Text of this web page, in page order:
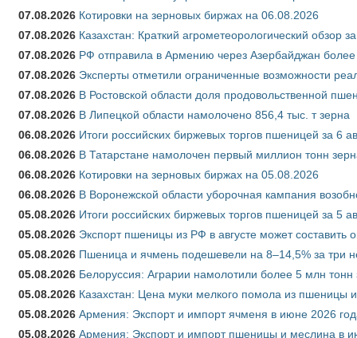
07.08.2026 Котировки на зерновых биржах на 06.08.2026
07.08.2026 Казахстан: Краткий агрометеорологический обзор
07.08.2026 РФ отправила в Армению через Азербайджан более
07.08.2026 Эксперты отметили ограниченные возможности
07.08.2026 В Ростовской области доля продовольственной
07.08.2026 В Липецкой области намолочено 856,4 тыс. т зерна
06.08.2026 Итоги российских биржевых торгов пшеницей за 6
06.08.2026 В Татарстане намолочен первый миллион тонн
06.08.2026 Котировки на зерновых биржах на 05.08.2026
06.08.2026 В Воронежской области уборочная кампания
05.08.2026 Итоги российских биржевых торгов пшеницей за 5
05.08.2026 Экспорт пшеницы из РФ в августе может составить
05.08.2026 Пшеница и ячмень подешевели на 8–14,5% за три
05.08.2026 Белоруссия: Аграрии намолотили более 5 млн тонн
05.08.2026 Казахстан: Цена муки мелкого помола из пшеницы
05.08.2026 Армения: Экспорт и импорт ячменя в июне 2026
05.08.2026 Армения: Экспорт и импорт пшеницы и меслина в